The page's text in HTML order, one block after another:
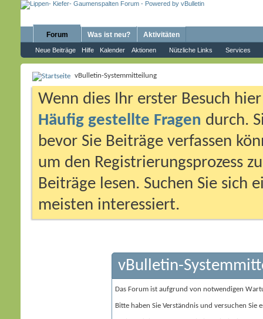
Forum
Neue Beiträge Hilfe Kalender Aktionen Nützliche Links Services
Was ist neu? Aktivitäten
vBulletin-Systemmitteilung
Wenn dies Ihr erster Besuch
Häufig gestellte Fragen durch.
bevor Sie Beiträge verfassen
um den Registrierungsprozess
Beiträge lesen. Suchen Sie sich
meisten interessiert.
vBulletin-
Das Forum ist aufgrund von notwendigen
Bitte haben Sie Verständnis und versuchen Sie